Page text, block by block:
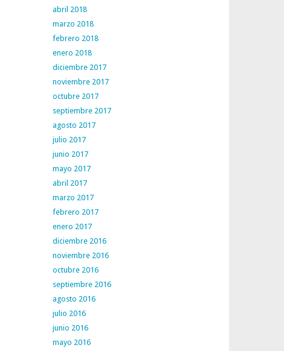
abril 2018
marzo 2018
febrero 2018
enero 2018
diciembre 2017
noviembre 2017
octubre 2017
septiembre 2017
agosto 2017
julio 2017
junio 2017
mayo 2017
abril 2017
marzo 2017
febrero 2017
enero 2017
diciembre 2016
noviembre 2016
octubre 2016
septiembre 2016
agosto 2016
julio 2016
junio 2016
mayo 2016